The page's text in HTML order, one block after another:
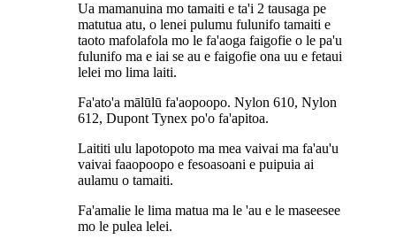
Ua mamanuina mo tamaiti e ta'i 2 tausaga pe
matutua atu, o lenei pulumu fulunifo tamaiti e
taoto mafolafola mo le fa'aoga faigofie o le pa'u
fulunifo ma e iai se au e faigofie ona uu e fetaui
lelei mo lima laiti.
Fa'ato'a mālūlū fa'aopoopo. Nylon 610, Nylon
612, Dupont Tynex po'o fa'apitoa.
Laititi ulu lapotopoto ma mea vaivai ma fa'au'u
vaivai faaopoopo e fesoasoani e puipuia ai
aulamu o tamaiti.
Fa'amalie le lima matua ma le 'au e le maseesee
mo le pulea lelei.